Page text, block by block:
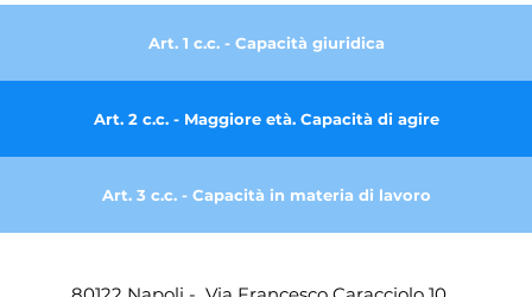
Art. 1 c.c. - Capacità giuridica
Art. 2 c.c. - Maggiore età. Capacità di agire
Art. 3 c.c. - Capacità in materia di lavoro